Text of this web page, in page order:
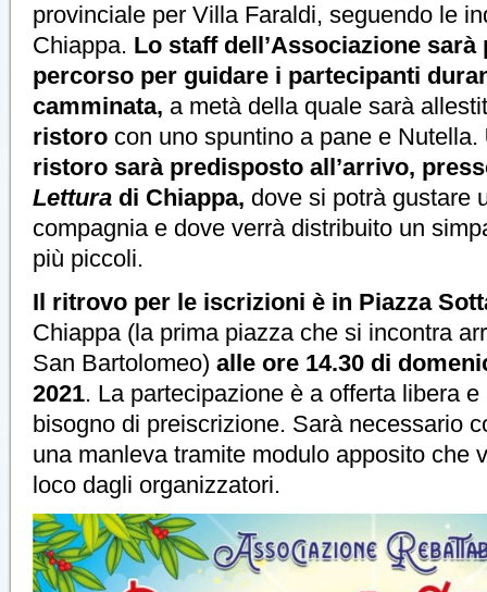
provinciale per Villa Faraldi, seguendo le
Chiappa. Lo staff dell’Associazione sarà
percorso per guidare i partecipanti
camminata, a metà della quale sarà
ristoro con uno spuntino a pane e Nutella.
ristoro sarà predisposto all’arrivo,
Lettura di Chiappa, dove si potrà gustare
compagnia e dove verrà distribuito un
più piccoli.
Il ritrovo per le iscrizioni è in Piazza
Chiappa (la prima piazza che si incontra
San Bartolomeo) alle ore 14.30 di
2021. La partecipazione è a offerta libera
bisogno di preiscrizione. Sarà necessario
una manleva tramite modulo apposito che
loco dagli organizzatori.